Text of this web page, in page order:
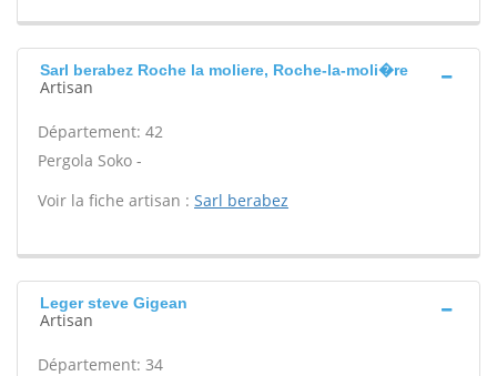
Sarl berabez Roche la moliere, Roche-la-moli�re
Artisan
Département: 42
Pergola Soko -
Voir la fiche artisan : Sarl berabez
Leger steve Gigean
Artisan
Département: 34